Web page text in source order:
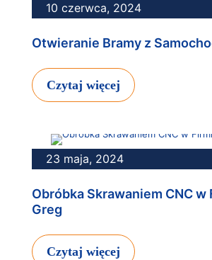
10 czerwca, 2024
Otwieranie Bramy z
Czytaj więcej
23 maja, 2024
Obróbka Skrawaniem CNC w
Greg
Czytaj więcej